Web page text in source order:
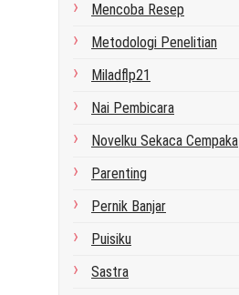
Mencoba Resep
Metodologi Penelitian
Miladflp21
Nai Pembicara
Novelku Sekaca Cempaka
Parenting
Pernik Banjar
Puisiku
Sastra